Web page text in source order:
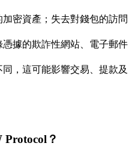
密資產；失去對錢包的訪問
據的欺詐性網站、電子郵件
，這可能影響交易、提款及
Protocol？